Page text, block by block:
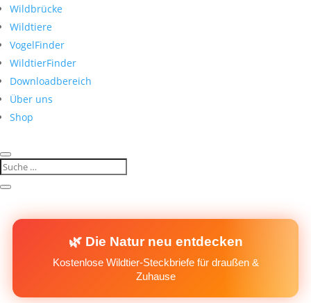
Wildbrücke
Wildtiere
VogelFinder
WildtierFinder
Downloadbereich
Über uns
Shop
🌿 Die Natur neu entdecken
Kostenlose Wildtier-Steckbriefe für draußen &
Zuhause